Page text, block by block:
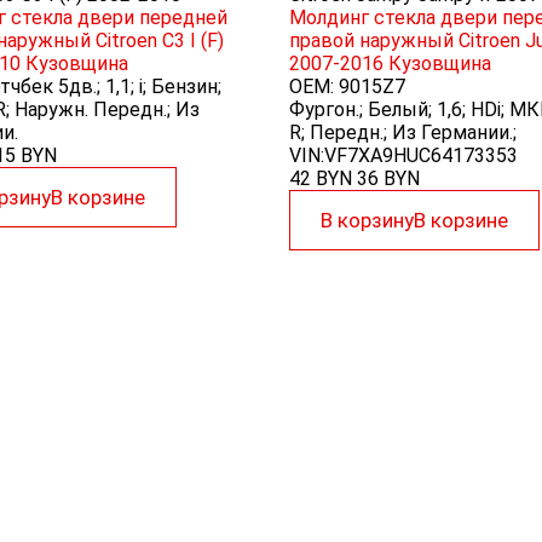
стекла двери передней
Citroen C3 I (F)
Кузовщина
5дв.; 1,1; i; Бензин;
Наружн. Передн.; Из
BYN
В корзине
Молдинг стекла двери
правой наружный Citroen
2007-2016 Кузовщина
OEM: 9015Z7
Фургон.; Белый; 1,6; HDi;
R; Передн.; Из Германии.;
VIN:VF7XA9HUC64173353
42 BYN 36 BYN
В корзинуВ корзине